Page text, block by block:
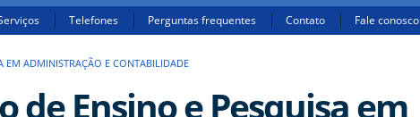
Telefones Perguntas frequentes Contato Fale conosco
EM ADMINISTRAÇÃO E CONTABILIDADE
de Ensino e Pesquisa em